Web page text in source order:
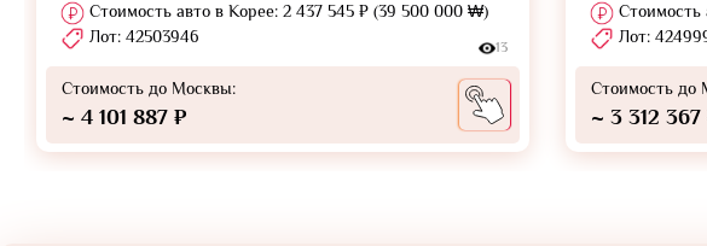
Стоимость авто в Корее: 2 437 545 ₽ (39 500 000 ₩)
Лот: 42503946
13
Стоимость до Москвы:
~ 4 101 887 ₽
Стоимость
Лот:
Стоимость до
~ 3 312 367